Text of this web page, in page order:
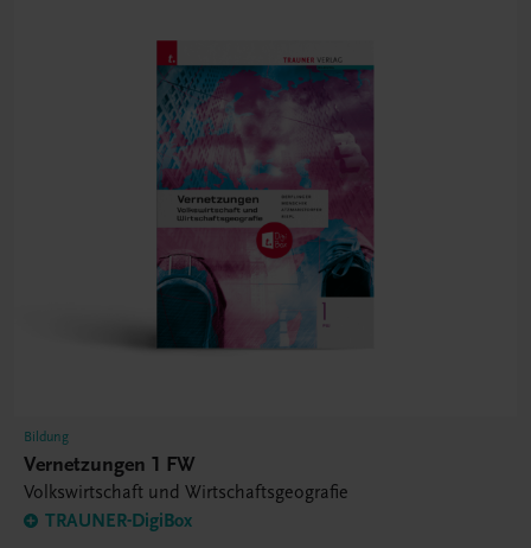
Bildung
Vernetzungen 1 FW
Volkswirtschaft und Wirtschaftsgeografie
TRAUNER-DigiBox